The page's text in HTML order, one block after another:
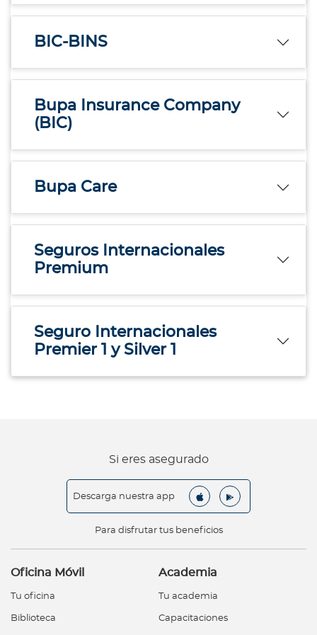
BIC-BINS
Bupa Insurance Company
(BIC)
Bupa Care
Seguros Internacionales
Premium
Seguro Internacionales
Premier 1 y Silver 1
Si eres asegurado
Descarga nuestra app
Para disfrutar tus beneficios
Oficina Móvil
Tu oficina
Biblioteca
Academia
Tu academia
Capacitaciones